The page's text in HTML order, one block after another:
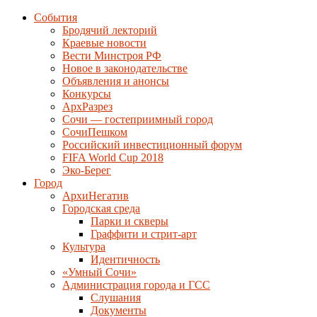
События
Бродячий лекторий
Краевые новости
Вести Минстроя РФ
Новое в законодательстве
Объявления и анонсы
Конкурсы
АрхРазрез
Сочи — гостеприимный город
СочиПешком
Российский инвестиционный форум
FIFA World Cup 2018
Эко-Берег
Город
АрхиНегатив
Городская среда
Парки и скверы
Граффити и стрит-арт
Культура
Идентичность
«Умный Сочи»
Администрация города и ГСС
Слушания
Документы